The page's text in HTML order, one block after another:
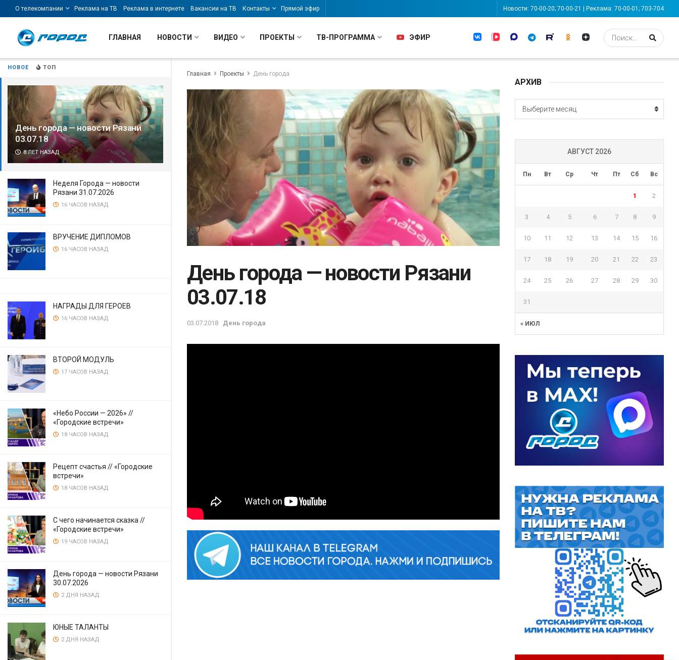
НОВОЕ ТОП
День города — новости Рязани
03.07.18
8 ЛЕТ НАЗАД
Неделя Города — новости
Рязани 31.07.2026
16 ЧАСОВ НАЗАД
ВРУЧЕНИЕ ДИПЛОМОВ
16 ЧАСОВ НАЗАД
НАГРАДЫ ДЛЯ ГЕРОЕВ
16 ЧАСОВ НАЗАД
ВТОРОЙ МОДУЛЬ
17 ЧАСОВ НАЗАД
«Небо России — 2026» //
«Городские встречи»
18 ЧАСОВ НАЗАД
Рецепт счастья // «Городские
встречи»
18 ЧАСОВ НАЗАД
С чего начинается сказка //
«Городские встречи»
19 ЧАСОВ НАЗАД
День города — новости Рязани
30.07.2026
2 ДНЯ НАЗАД
ЮНЫЕ ТАЛАНТЫ
2 ДНЯ НАЗАД
О телекомпании Реклама на ТВ Реклама в интернете Вакансии на ТВ Контакты Прямой эфир Новости: 70-00-20; 70-00-21 | Реклама: 70-00-01; 703-704
ГЛАВНАЯ НОВОСТИ ВИДЕО ПРОЕКТЫ ТВ-ПРОГРАММА ЭФИР
Главная Проекты День города
День города — новости Рязани
03.07.18
03.07.2018 День города
АРХИВ
АРХИВ
Выберите месяц
АВГУСТ 2026
Пн Вт Ср Чт Пт Сб Вс
« ИЮЛ
1 2
3 4 5 6 7 8 9
10 11 12 13 14 15 16
17 18 19 20 21 22 23
24 25 26 27 28 29 30
31